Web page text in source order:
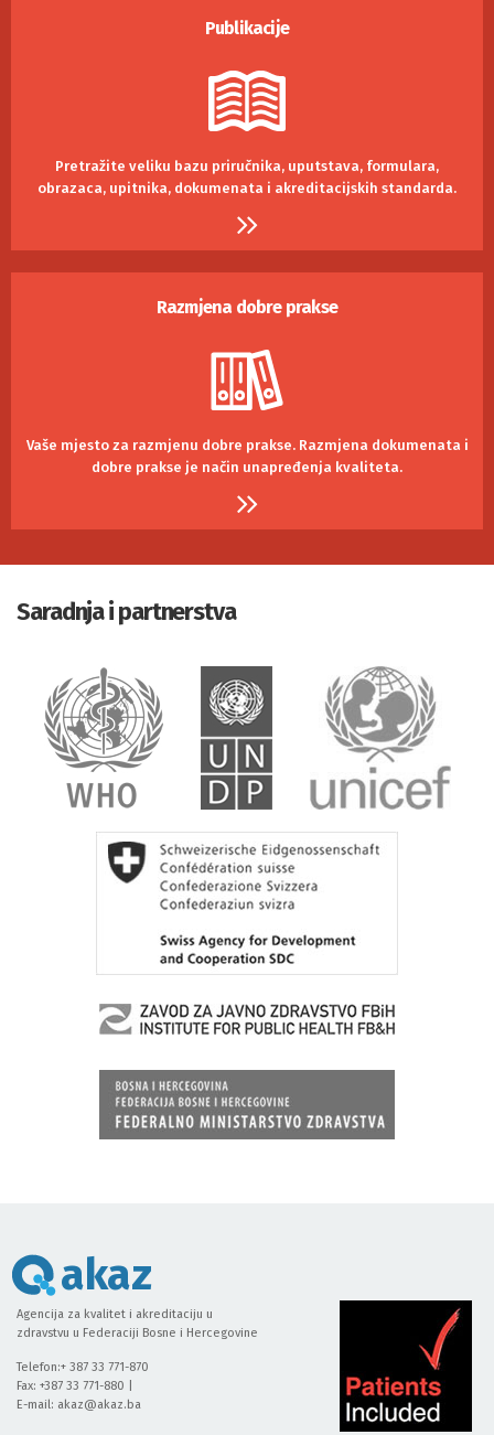
Publikacije
Pretražite veliku bazu priručnika, uputstava, formulara,
obrazaca, upitnika, dokumenata i akreditacijskih standarda.
Razmjena dobre prakse
Vaše mjesto za razmjenu dobre prakse.Razmjena dokumenata i
dobre prakse je način unapređenja kvaliteta.
Saradnja i partnerstva
akaz
Agencija za kvalitet i akreditaciju u
zdravstvu u Federaciji Bosne i Hercegovine
Telefon:+ 387 33 771-870
Fax: +387 33 771-880 |
E-mail: akaz@akaz.ba